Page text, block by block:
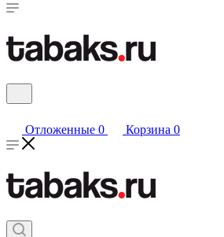
Отложенные 0 Корзина 0